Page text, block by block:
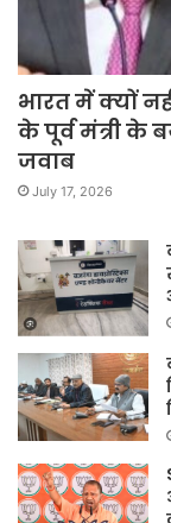
भारत में क्यों
के पूर्व मंत्री के
जवाब
July 17, 2026